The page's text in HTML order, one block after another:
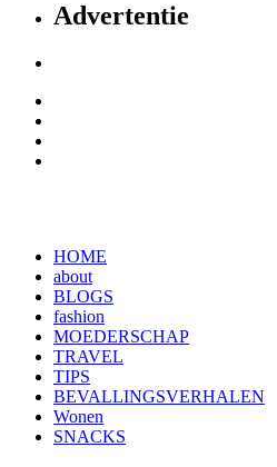
Advertentie
HOME
about
BLOGS
fashion
MOEDERSCHAP
TRAVEL
TIPS
BEVALLINGSVERHALEN
Wonen
SNACKS